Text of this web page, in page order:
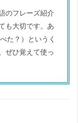
のフレーズ紹介
も大切です。あ
た？）というく
ぜひ覚えて使っ